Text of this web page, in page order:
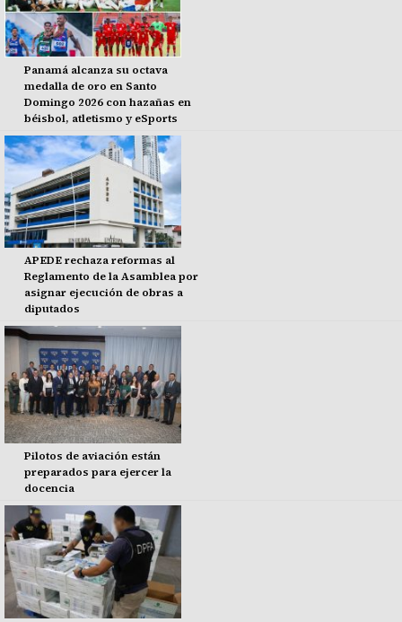
Panamá alcanza su octava
medalla de oro en Santo
Domingo 2026 con hazañas en
béisbol, atletismo y eSports
APEDE rechaza reformas al
Reglamento de la Asamblea por
asignar ejecución de obras a
diputados
Pilotos de aviación están
preparados para ejercer la
docencia